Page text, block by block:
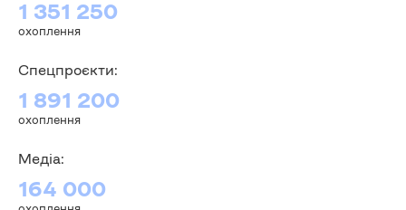
1 351 250
охоплення
Спецпроєкти:
1 891 200
охоплення
Медіа:
164 000